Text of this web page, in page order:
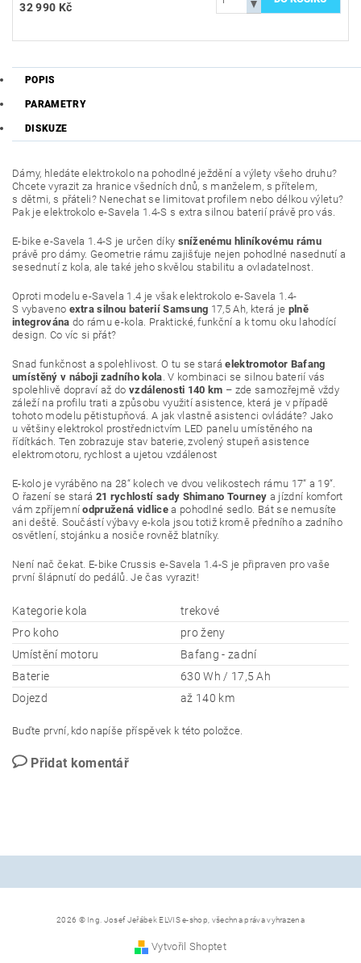
32 990 Kč
POPIS
PARAMETRY
DISKUZE
Dámy, hledáte elektrokolo na pohodlné ježdění a výlety všeho druhu?
Chcete vyrazit za hranice všedních dnů, s manželem, s přítelem,
s dětmi, s přáteli? Nenechat se limitovat profilem nebo délkou výletu?
Pak je elektrokolo e-Savela 1.4-S s extra silnou baterií právě pro vás.
E-bike e-Savela 1.4-S je určen díky sníženému hliníkovému rámu
právě pro dámy. Geometrie rámu zajišťuje nejen pohodlné nasednutí a
sesednutí z kola, ale také jeho skvělou stabilitu a ovladatelnost.
Oproti modelu e-Savela 1.4 je však elektrokolo e-Savela 1.4-
S vybaveno extra silnou baterií Samsung 17,5 Ah, která je plně
integrována do rámu e-kola. Praktické, funkční a k tomu oku lahodící
design. Co víc si přát?
Snad funkčnost a spolehlivost. O tu se staráelektromotor Bafang
umístěný v náboji zadního kola. V kombinaci se silnou baterií vás
spolehlivě dopraví až dovzdálenosti 140 km – zde samozřejmě vždy
záleží na profilu trati a způsobu využití asistence, která je v případě
tohoto modelu pětistupňová. A jak vlastně asistenci ovládáte? Jako
u většiny elektrokol prostřednictvím LED panelu umístěného na
řídítkách. Ten zobrazuje stav baterie, zvolený stupeň asistence
elektromotoru, rychlost a ujetou vzdálenost
E-kolo je vyráběno na 28“ kolech ve dvou velikostech rámu 17“ a 19“.
O řazení se stará 21 rychlostí sady Shimano Tourney a jízdní komfort
vám zpříjemníodpružená vidlicea pohodlné sedlo. Bát se nemusíte
ani deště. Součástí výbavy e-kola jsou totiž kromě předního a zadního
osvětlení, stojánku a nosiče rovněž blatníky.
Není nač čekat. E-bike Crussis e-Savela 1.4-S je připraven pro vaše
první šlápnutí do pedálů. Je čas vyrazit!
Kategorie kola
trekové
Pro koho
pro ženy
Umístění motoru
Bafang - zadní
Baterie
630 Wh / 17,5 Ah
Dojezd
až 140 km
Buďte první, kdo napíše příspěvek k této položce.
Přidat komentář
2026 © Ing. Josef Jeřábek ELVIS e-shop, všechna práva vyhrazena
Vytvořil Shoptet